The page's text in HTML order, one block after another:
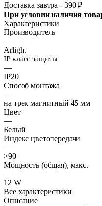
Доставка завтра - 390 ₽
При условии наличия
Характеристики
Производитель
—
Arlight
IP класс защиты
—
IP20
Способ монтажа
—
на трек магнитный 45 мм
Цвет
—
Белый
Индекс цветопередачи
—
>90
Мощность (общая), макс.
—
12 W
Все характеристики
Описание